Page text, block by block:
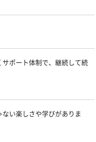
ポート体制で、継続して続
い楽しさや学びがありま